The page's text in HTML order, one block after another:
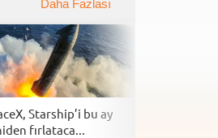
Daha Fazlası
Starship’i bu ay
fırlataca...